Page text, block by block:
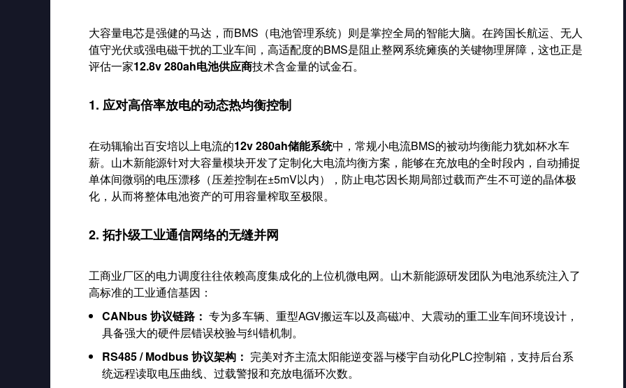
大容量电芯是强健的马达，而BMS（电池管理系统）则是掌控全局的智能大脑。在跨国长航运、无人
值守光伏或强电磁干扰的工业车间，高适配度的BMS是阻止整网系统瘫痪的关键物理屏障，这也正是
评估一家12.8v 280ah电池供应商技术含金量的试金石。
1. 应对高倍率放电的动态热均衡控制
在动辄输出百安培以上电流的12v 280ah储能系统中，常规小电流BMS的被动均衡能力犹如杯水车
薪。山木新能源针对大容量模块开发了定制化大电流均衡方案，能够在充放电的全时段内，自动捕捉
单体间微弱的电压漂移（压差控制在±5mV以内），防止电芯因长期局部过载而产生不可逆的晶体极
化，从而将整体电池资产的可用容量榨取至极限。
2. 拓扑级工业通信网络的无缝并网
工商业厂区的电力调度往往依赖高度集成化的上位机微电网。山木新能源研发团队为电池系统注入了
高标准的工业通信基因：
CANbus 协议链路： 专为多车辆、重型AGV搬运车以及高磁冲、大震动的重工业车间环境设计，
具备强大的硬件层错误校验与纠错机制。
RS485 / Modbus 协议架构： 完美对齐主流太阳能逆变器与楼宇自动化PLC控制箱，支持后台系
统远程读取电压曲线、过载警报和充放电循环次数。